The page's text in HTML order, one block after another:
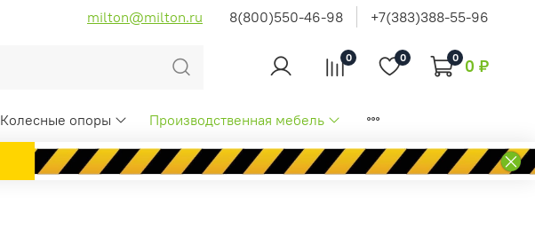
milton@milton.ru 8(800)550-46-98 +7(383)388-55-96
0 0 0 0 ₽
Колесные опоры Производственная мебель